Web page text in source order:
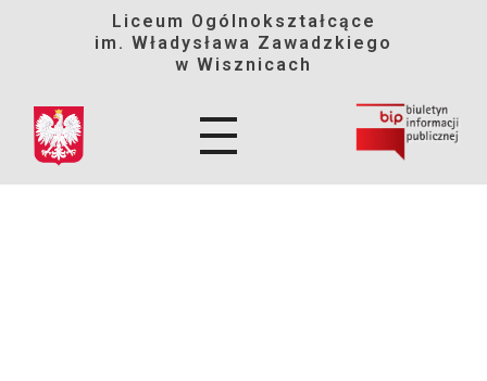
Liceum Ogólnokształcące
im. Władysława Zawadzkiego
w Wisznicach